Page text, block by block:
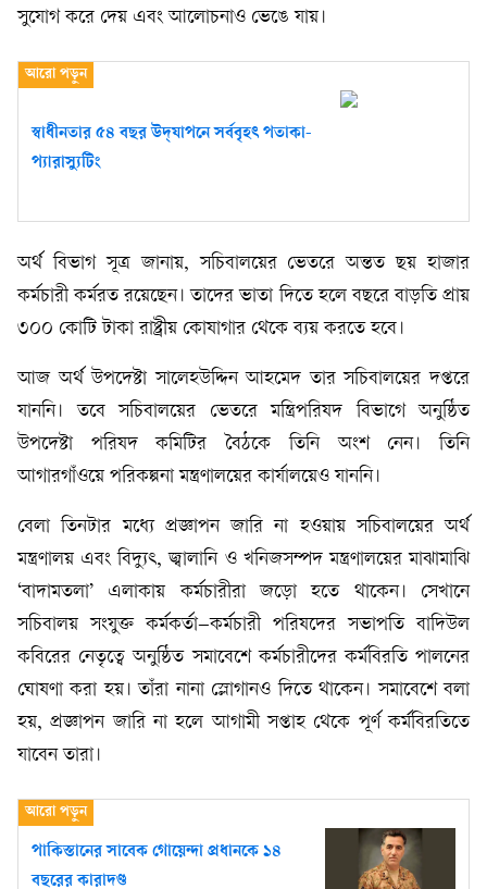
সুযোগ করে দেয় এবং আলোচনাও ভেঙে যায়।
স্বাধীনতার ৫৪ বছর উদ্‌যাপনে সর্ববৃহৎ পতাকা-
প্যারাস্যুটিং
অর্থ বিভাগ সূত্র জানায়, সচিবালয়ের ভেতরে অন্তত ছয় হাজার
কর্মচারী কর্মরত রয়েছেন। তাদের ভাতা দিতে হলে বছরে বাড়তি প্রায়
৩০০ কোটি টাকা রাষ্ট্রীয় কোষাগার থেকে ব্যয় করতে হবে।
আজ অর্থ উপদেষ্টা সালেহউদ্দিন আহমেদ তার সচিবালয়ের দপ্তরে
যাননি। তবে সচিবালয়ের ভেতরে মন্ত্রিপরিষদ বিভাগে অনুষ্ঠিত
উপদেষ্টা পরিষদ কমিটির বৈঠকে তিনি অংশ নেন। তিনি
আগারগাঁওয়ে পরিকল্পনা মন্ত্রণালয়ের কার্যালয়েও যাননি।
বেলা তিনটার মধ্যে প্রজ্ঞাপন জারি না হওয়ায় সচিবালয়ের অর্থ
মন্ত্রণালয় এবং বিদ্যুৎ, জ্বালানি ও খনিজসম্পদ মন্ত্রণালয়ের মাঝামাঝি
‘বাদামতলা’ এলাকায় কর্মচারীরা জড়ো হতে থাকেন। সেখানে
সচিবালয় সংযুক্ত কর্মকর্তা–কর্মচারী পরিষদের সভাপতি বাদিউল
কবিরের নেতৃত্বে অনুষ্ঠিত সমাবেশে কর্মচারীদের কর্মবিরতি পালনের
ঘোষণা করা হয়। তাঁরা নানা স্লোগানও দিতে থাকেন। সমাবেশে বলা
হয়, প্রজ্ঞাপন জারি না হলে আগামী সপ্তাহ থেকে পূর্ণ কর্মবিরতিতে
যাবেন তারা।
পাকিস্তানের সাবেক গোয়েন্দা প্রধানকে ১৪
বছরের কারাদণ্ড